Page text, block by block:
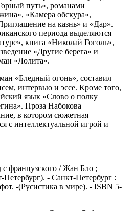
путь», романами
«Камера обскура»,
на казнь» и «Дар».
периода выделяются
книга «Николай Гоголь»,
«Другие берега» и
«Лолита».
«Бледный огонь», составил
интервью и эссе. Кроме того,
язык «Слово о полку
Проза Набокова –
в котором сюжетная
с интеллектуальной игрой и
французского / Жан Бло ;
- Санкт-Петербург :
-(Русистика в мире). - ISBN 5-